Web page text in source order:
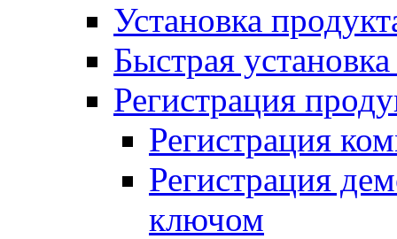
Установка
Быстрая
Регистрация
Регистрация
Регистрация
ключом